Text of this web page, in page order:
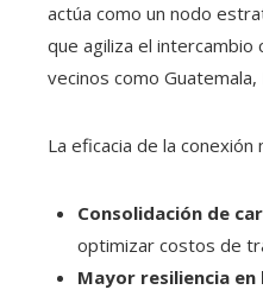
actúa como un nodo
que agiliza el intercambio
vecinos como
La eficacia de la
Consolidación de
optimizar costos de
Mayor resiliencia